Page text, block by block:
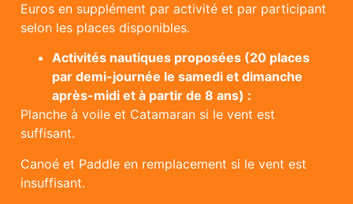
Euros en supplément par activité et par participant
selon les places disponibles.
Activités nautiques proposées (20 places
par demi-journée le samedi et dimanche
après-midi et à partir de 8 ans) :
Planche à voile et Catamaran si le vent est
suffisant.
Canoé et Paddle en remplacement si le vent est
insuffisant.